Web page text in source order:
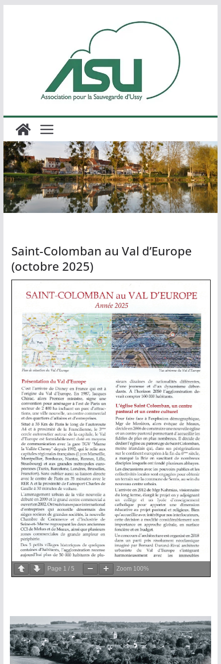
Saint-Colomban au Val d’Europe
(octobre 2025)
Page 1 / 5 Zoom 100%